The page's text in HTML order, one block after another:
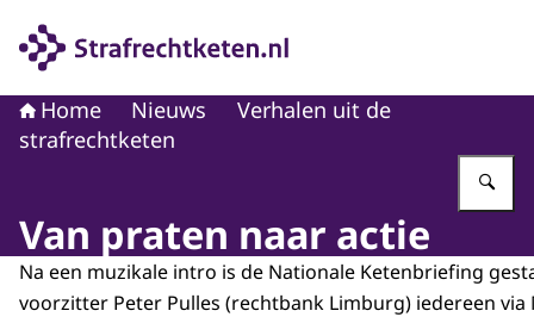
Home Nieuws
Verhalen uit de
strafrechtketen
Van praten naar actie
Na een muzikale intro is de Nationale Ketenbriefing
voorzitter Peter Pulles (rechtbank Limburg) iedereen via